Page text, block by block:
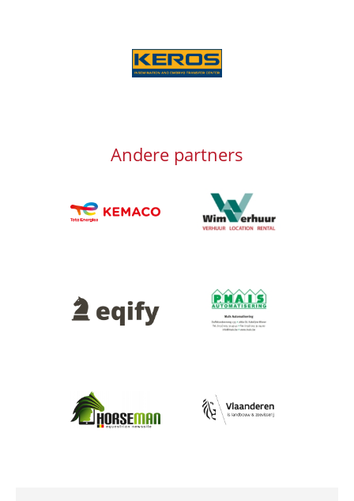
Afbeelding
Andere partners
Afbeelding
Afbeelding
Afbeelding Afbeelding
Afbeelding Afbeelding